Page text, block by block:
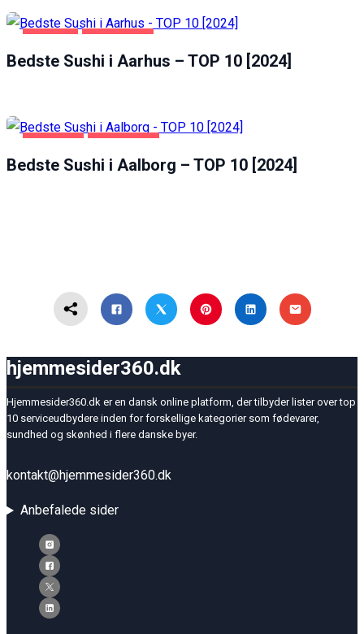
Bedste Sushi i Aarhus – TOP 10 [2024]
Bedste Sushi i Aalborg – TOP 10 [2024]
hjemmesider360.dk
Hjemmesider360.dk er en dansk online platform, der tilbyder lister over top
10 serviceudbydere inden for forskellige kategorier som fødevarer,
sundhed og skønhed i flere danske byer.
kontakt@hjemmesider360.dk
Anbefalede sider